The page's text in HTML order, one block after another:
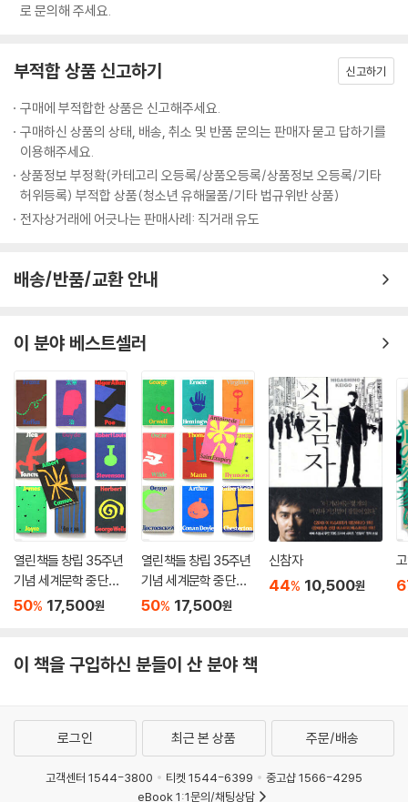
“잠에서 깨어났을 때 그는 침대에 누운 채
그레고르 잠자로 변신했다는 것을 알았다.”
프란츠 카프카의 『변신』에서는 그레고르 잠자가 벌레가 되지만, 하루키 월
드에서는 인간이 아닌 어떤 존재가 어느 날 그레고르 잠자로 깨어난다. 그
레고르 잠자는 왜인지 텅 빈 집에서 음식을 먹고 옷을 주섬주섬 챙겨 입는
다. 그리고 집으로 찾아온 자물쇠 수리공인 꼽추 여성과 대화하기 시작한
다.
『어디가 됐든 그것이 발견될 것 같은 장소에』
24층과 26층 사이 계단에서 흔적도 없이 자취를 감춰버렸어요.”
주인공은 ‘특정한 방식으로 사라지는 사람들’을 찾고 있다. 어느 날 주인공
의 사무소에 30대 여성이 찾아온다. 자신의 남편이 사라졌다는 것이다. 같
은 아파트에 사는 시어머니를 잠시 뵈러 갔다 오는 계단에서 증발해버렸다
는 것. 주인공은 그야말로 자신이 원하는 케이스임을 직감하고 조사에 나
선다.
『일곱 번째 남자』
“확실했습니다.
그 파도는 생명을 지니고 있었습니다.”
유약하고 말이 어눌하지만 그림에는 빼어난 재능을 보인 친구였다. 어느
닐 공포를 마주한다.
며칠 방치하여 구깃구깃해진 뒤에야 입는 남자에 관한 이야기가 나옵니다.
PMGL의 그림을 보면서 그 대목이 떠올랐습니다. 놀랍도록 효과적으로 스
토리의 정곡을 찌른 작화는 모범 사례가 될 만합니다. 진지하고 싶지 않고,
휩쓸리고 싶지 않고, 그러면서도 우리가 살아가는 데 매우 중요한 뭔가를
꼭꼭 숨겨 이야기하고 싶을 때, 그 방법을 이 귀한 책들에서 찾을 수 있지
않을까 합니다.
- 양윤옥 (번역가)
썼을 때. 박력 넘치는 만화로 다시 태어난 이야기가 쾌감과 절망을 한층 증
- 권영주 (번역가)
로 문의해 주세요.
부적합 상품 신고하기 신고하기
구매에 부적합한 상품은 신고해주세요.
구매하신 상품의 상태, 배송, 취소 및 반품 문의는 판매자 묻고 답하기를
이용해주세요.
상품정보 부정확(카테고리 오등록/상품오등록/상품정보 오등록/기타
허위등록) 부적합 상품(청소년 유해물품/기타 법규위반 상품)
전자상거래에 어긋나는 판매사례: 직거래 유도
배송/반품/교환 안내
이 분야 베스트셀러
열린책들 창립 35주년
기념 세계문학 중단편
세트 : MIDNIGHT 세트
50% 17,500원
열린책들 창립 35주년
기념 세계문학 중단편
세트 : NOON 세트
50% 17,500원
신참자
44% 10,500원
이 책을 구입하신 분들이 산 분야 책
로그인 최근 본 상품 주문/배송
고객센터 1544-3800 티켓 1544-6399
중고샵 1566-4295
eBook 1:1문의/채팅상담